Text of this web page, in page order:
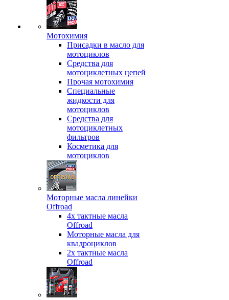
Мотохимия
Присадки в масло для
мотоциклов
Средства для
мотоциклетных цепей
Прочая мотохимия
Специальные
жидкости для
мотоциклов
Средства для
мотоциклетных
фильтров
Косметика для
мотоциклов
Моторные масла линейки
Offroad
4х тактные масла
Offroad
Моторные масла для
квадроциклов
2х тактные масла
Offroad